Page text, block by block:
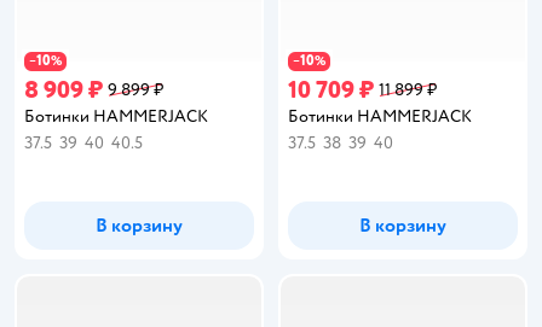
−10%
8 909 ₽ 9 899 ₽
Ботинки HAMMERJACK
37.5 39 40 40.5
В корзину
−10%
10 709 ₽ 11 899 ₽
Ботинки HAMMERJACK
37.5 38 39 40
В корзину